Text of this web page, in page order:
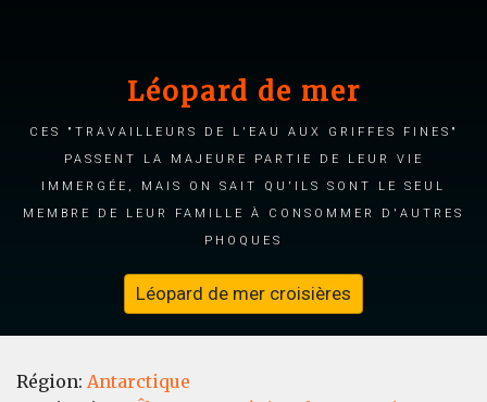
Léopard de mer
Ces "travailleurs de l'eau aux griffes fines"
passent la majeure partie de leur vie
immergée, mais on sait qu'ils sont le seul
membre de leur famille à consommer d'autres
phoques
Léopard de mer croisières
Région: Antarctique